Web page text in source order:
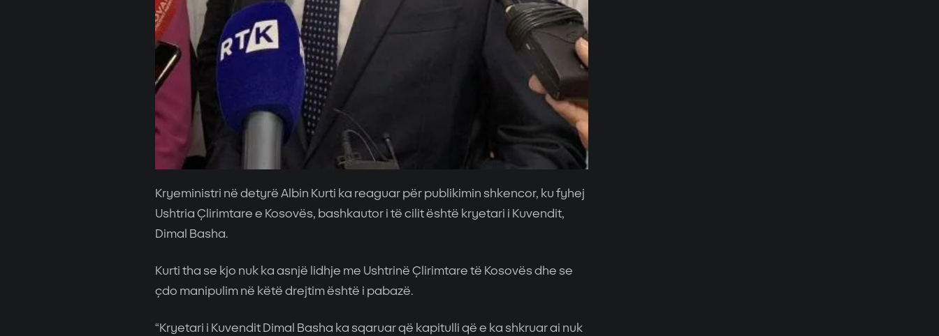
Kryeministri në detyrë Albin Kurti ka reaguar për publikimin shkencor, ku fyhej
Ushtria Çlirimtare e Kosovës, bashkautor i të cilit është kryetari i Kuvendit,
Dimal Basha.
Kurti tha se kjo nuk ka asnjë lidhje me Ushtrinë Çlirimtare të Kosovës dhe se
çdo manipulim në këtë drejtim është i pabazë.
“Kryetari i Kuvendit Dimal Basha ka sqaruar që kapitulli që e ka shkruar ai nuk